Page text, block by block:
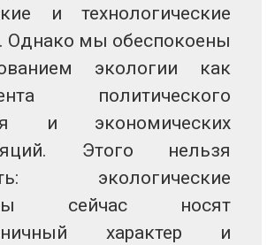
и технологические
Однако мы обеспокоены
экологии как
политического
и экономических
Этого нельзя
экологические
сейчас носят
характер и